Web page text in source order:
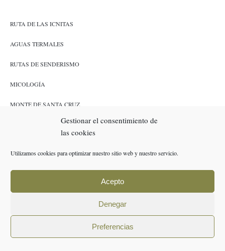
Gestionar el consentimiento de
las cookies
Utilizamos cookies para optimizar nuestro sitio web y nuestro servicio.
Acepto
Denegar
Preferencias
RUTA DE LAS ICNITAS
AGUAS TERMALES
RUTAS DE SENDERISMO
MICOLOGÍA
MONTE DE SANTA CRUZ
POLÍTICA DE COOKIES (UE)
AVISO LEGAL
POLÍTICA DE PRIVACIDAD